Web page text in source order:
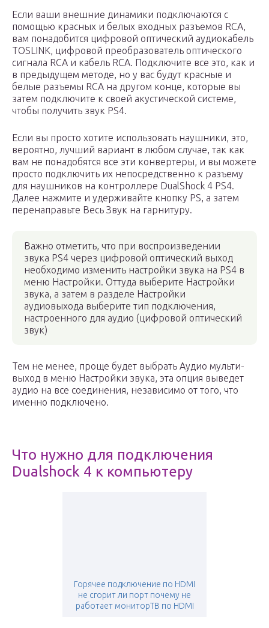
Если ваши внешние динамики подключаются с
помощью красных и белых входных разъемов RCA,
вам понадобится цифровой оптический аудиокабель
TOSLINK, цифровой преобразователь оптического
сигнала RCA и кабель RCA. Подключите все это, как и
в предыдущем методе, но у вас будут красные и
белые разъемы RCA на другом конце, которые вы
затем подключите к своей акустической системе,
чтобы получить звук PS4.
Если вы просто хотите использовать наушники, это,
вероятно, лучший вариант в любом случае, так как
вам не понадобятся все эти конвертеры, и вы можете
просто подключить их непосредственно к разъему
для наушников на контроллере DualShock 4 PS4.
Далее нажмите и удерживайте кнопку PS, а затем
перенаправьте Весь Звук на гарнитуру.
Важно отметить, что при воспроизведении
звука PS4 через цифровой оптический выход
необходимо изменить настройки звука на PS4 в
меню Настройки. Оттуда выберите Настройки
звука, а затем в разделе Настройки
аудиовыхода выберите тип подключения,
настроенного для аудио (цифровой оптический
звук)
Тем не менее, проще будет выбрать Аудио мульти-
выход в меню Настройки звука, эта опция выведет
аудио на все соединения, независимо от того, что
именно подключено.
Что нужно для подключения
Dualshock 4 к компьютеру
Горячее подключение по HDMI
не сгорит ли порт почему не
работает мониторТВ по HDMI